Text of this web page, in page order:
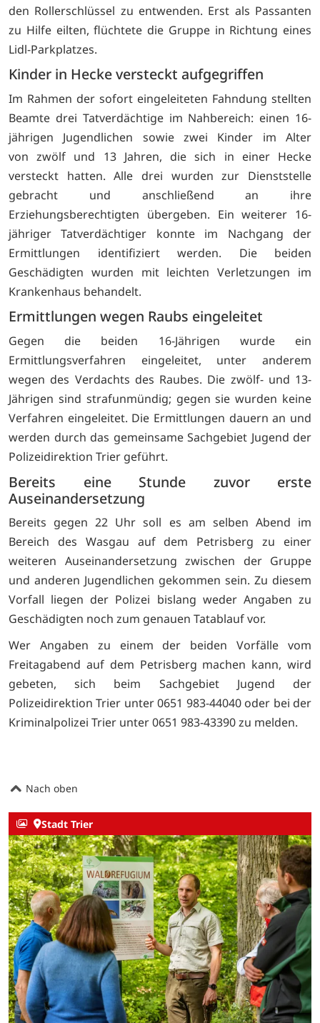
den Rollerschlüssel zu entwenden. Erst als Passanten
zu Hilfe eilten, flüchtete die Gruppe in Richtung eines
Lidl-Parkplatzes.
Kinder in Hecke versteckt aufgegriffen
Im Rahmen der sofort eingeleiteten Fahndung stellten
Beamte drei Tatverdächtige im Nahbereich: einen 16-
jährigen Jugendlichen sowie zwei Kinder im Alter
von zwölf und 13 Jahren, die sich in einer Hecke
versteckt hatten. Alle drei wurden zur Dienststelle
gebracht und anschließend an ihre
Erziehungsberechtigten übergeben. Ein weiterer 16-
jähriger Tatverdächtiger konnte im Nachgang der
Ermittlungen identifiziert werden. Die beiden
Geschädigten wurden mit leichten Verletzungen im
Krankenhaus behandelt.
Ermittlungen wegen Raubs eingeleitet
Gegen die beiden 16-Jährigen wurde ein
Ermittlungsverfahren eingeleitet, unter anderem
wegen des Verdachts des Raubes. Die zwölf- und 13-
Jährigen sind strafunmündig; gegen sie wurden keine
Verfahren eingeleitet. Die Ermittlungen dauern an und
werden durch das gemeinsame Sachgebiet Jugend der
Polizeidirektion Trier geführt.
Bereits eine Stunde zuvor erste
Auseinandersetzung
Bereits gegen 22 Uhr soll es am selben Abend im
Bereich des Wasgau auf dem Petrisberg zu einer
weiteren Auseinandersetzung zwischen der Gruppe
und anderen Jugendlichen gekommen sein. Zu diesem
Vorfall liegen der Polizei bislang weder Angaben zu
Geschädigten noch zum genauen Tatablauf vor.
Wer Angaben zu einem der beiden Vorfälle vom
Freitagabend auf dem Petrisberg machen kann, wird
gebeten, sich beim Sachgebiet Jugend der
Polizeidirektion Trier unter 0651 983-44040 oder bei der
Kriminalpolizei Trier unter 0651 983-43390 zu melden.
Nach oben
Stadt Trier